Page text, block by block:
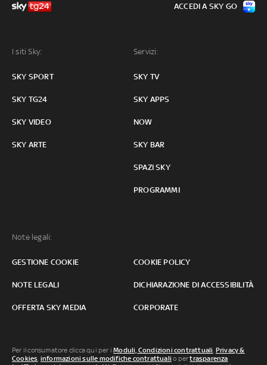
I siti Sky:
SKY SPORT
SKY TG24
SKY VIDEO
SKY ARTE
Servizi:
SKY TV
SKY APPS
NOW
SKY BAR
SPAZI SKY
PROGRAMMI
Note legali:
GESTIONE COOKIE COOKIE POLICY
NOTE LEGALI DICHIARAZIONE DI ACCESSIBILITÀ
OFFERTA SKY MEDIA CORPORATE
ACCEDI A SKY GO
Per il consumatore clicca qui per iModuli, Condizioni contrattuali, Privacy &
Cookies, informazioni sulle modifiche contrattuali o pertrasparenza